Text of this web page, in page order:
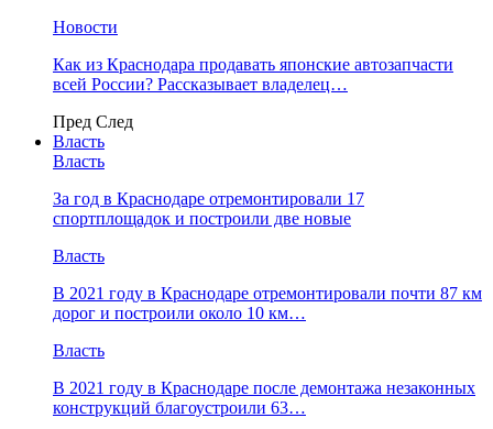
Новости
Как из Краснодара продавать японские автозапчасти
всей России? Рассказывает владелец…
Пред След
Власть
Власть
За год в Краснодаре отремонтировали 17
спортплощадок и построили две новые
Власть
В 2021 году в Краснодаре отремонтировали почти 87 км
дорог и построили около 10 км…
Власть
В 2021 году в Краснодаре после демонтажа незаконных
конструкций благоустроили 63…